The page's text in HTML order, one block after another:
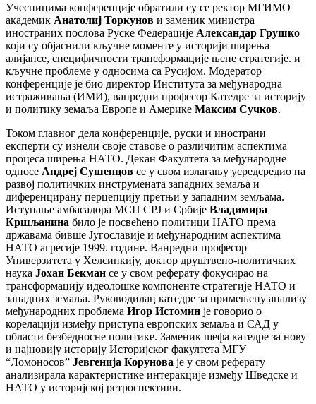
Учесницима конференције обратили су се ректор МГИМО
академик Анатолиј Торкунов и заменик министра
иностраних послова Руске Федерације Александар Грушко
који су објаснили кључне моменте у историји ширења
алијансе, специфичности трансформације њене стратегије. и
кључне проблеме у односима са Русијом. Модератор
конференције је био директор Института за међународна
истраживања (ИМИ), ванредни професор Катедре за историју
и политику земаља Европе и Америке Максим Сучков.
Током главног дела конференције, руски и инострани
експерти су изнели своје ставове о различитим аспектима
процеса ширења НАТО. Декан Факултета за међународне
односе Андреј Сушенцов се у свом излагању усредсредио на
развој политичких инструмената западних земаља и
диференцирану перцепцију претњи у западним земљама.
Иступање амбасадора МСП СРЈ и Србије Владимира
Кршљанина било је посвећено политици НАТО према
државама бивше Југославије и међународним аспектима
НАТО агресије 1999. године. Ванредни професор
Универзитета у Хелсинкију, доктор друштвено-политичких
наука Јохан Бекман се у свом реферату фокусирао на
трансформацију идеолошке компоненте стратегије НАТО и
западних земаља. Руководилац катедре за примењену анализу
међународних проблема Игор Истомин је говорио о
корелацији између приступа европских земаља и САД у
области безбедносне политике. Заменик шефа катедре за нову
и најновију историју Историјског факултета МГУ
“Ломоносов” Јевгенија Корунова је у свом реферату
анализирала карактеристике интеракције између Шведске и
НАТО у историјској ретроспективи.